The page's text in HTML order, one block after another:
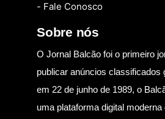
- Fale Conosco
Sobre nós
O Jornal Balcão foi o primeiro
publicar anúncios classificados
em 22 de junho de 1989, o
uma plataforma digital moderna